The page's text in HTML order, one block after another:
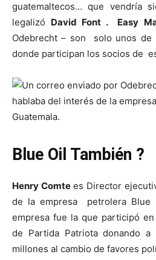
guatemaltecos… que vendría
legalizó David Font . Easy
Odebrecht – son solo unos de
donde participan los socios de
Blue Oil También ?
Henry Comtees Director
de la empresa petrolera
empresa fue la que participó
de Partida Patriota donando a
millones al cambio de favores